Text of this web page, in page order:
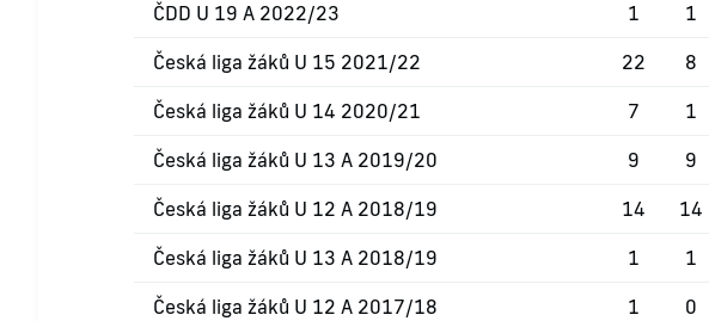
ČDD U 19 A 2022/23 1 1
Česká liga žáků U 15 2021/22 22 8
Česká liga žáků U 14 2020/21 7 1
Česká liga žáků U 13 A 2019/20 9 9
Česká liga žáků U 12 A 2018/19 14 14
Česká liga žáků U 13 A 2018/19 1 1
Česká liga žáků U 12 A 2017/18 1 0